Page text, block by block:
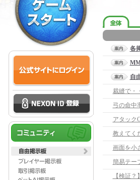
各
自
裁縫で・
弓の命中
アタック
教えてく
画面を小
簡易テー
【検証